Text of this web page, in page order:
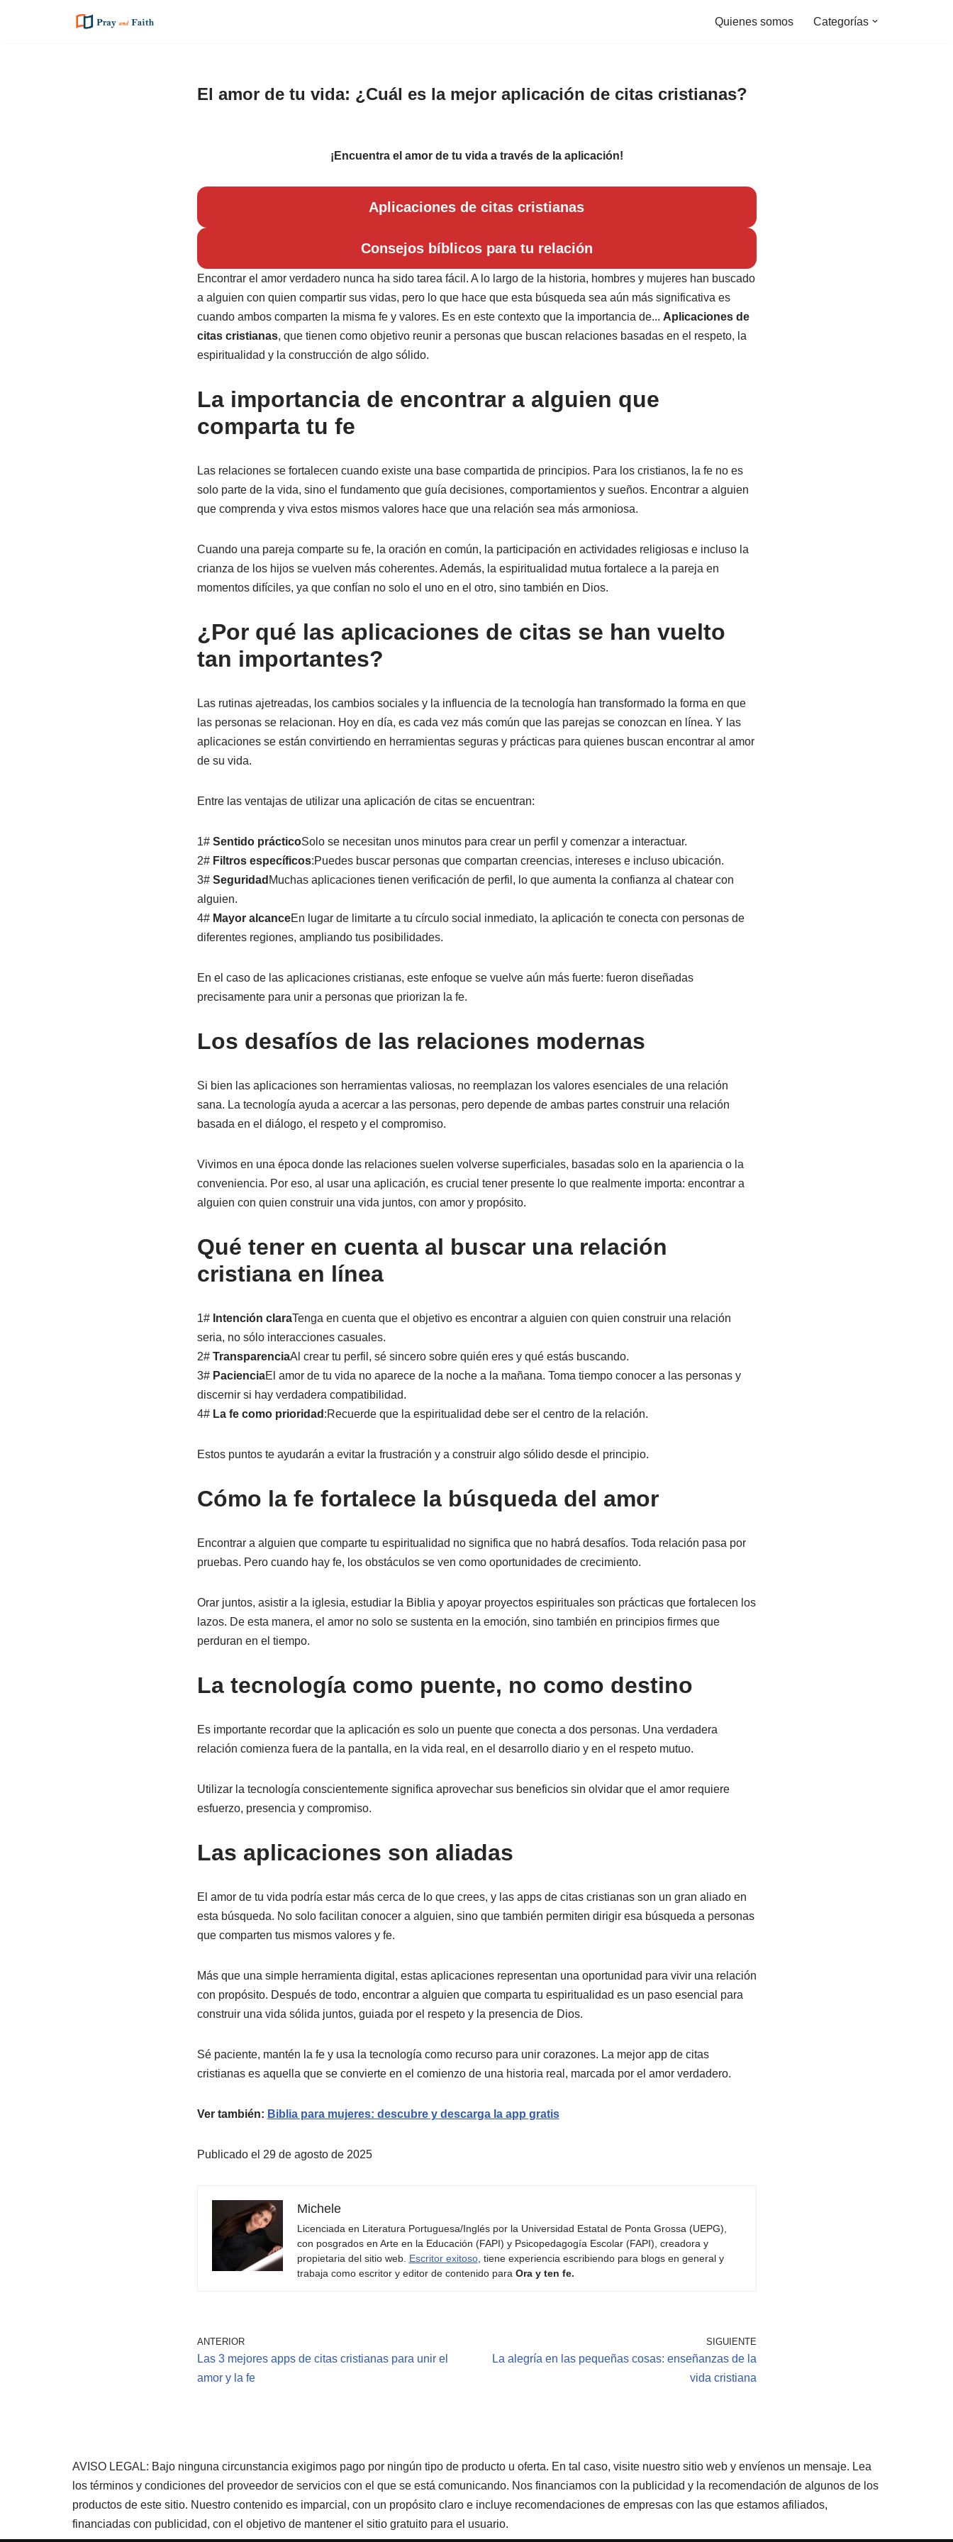
Quienes somos Categorías
El amor de tu vida: ¿Cuál es la mejor aplicación de citas cristianas?
¡Encuentra el amor de tu vida a través de la aplicación!
Aplicaciones de citas cristianas
Consejos bíblicos para tu relación
Encontrar el amor verdadero nunca ha sido tarea fácil. A lo largo de la historia, hombres y mujeres han buscado
a alguien con quien compartir sus vidas, pero lo que hace que esta búsqueda sea aún más significativa es
cuando ambos comparten la misma fe y valores. Es en este contexto que la importancia de... Aplicaciones de
citas cristianas, que tienen como objetivo reunir a personas que buscan relaciones basadas en el respeto, la
espiritualidad y la construcción de algo sólido.
La importancia de encontrar a alguien que
comparta tu fe
Las relaciones se fortalecen cuando existe una base compartida de principios. Para los cristianos, la fe no es
solo parte de la vida, sino el fundamento que guía decisiones, comportamientos y sueños. Encontrar a alguien
que comprenda y viva estos mismos valores hace que una relación sea más armoniosa.
Cuando una pareja comparte su fe, la oración en común, la participación en actividades religiosas e incluso la
crianza de los hijos se vuelven más coherentes. Además, la espiritualidad mutua fortalece a la pareja en
momentos difíciles, ya que confían no solo el uno en el otro, sino también en Dios.
¿Por qué las aplicaciones de citas se han vuelto
tan importantes?
Las rutinas ajetreadas, los cambios sociales y la influencia de la tecnología han transformado la forma en que
las personas se relacionan. Hoy en día, es cada vez más común que las parejas se conozcan en línea. Y las
aplicaciones se están convirtiendo en herramientas seguras y prácticas para quienes buscan encontrar al amor
de su vida.
Entre las ventajas de utilizar una aplicación de citas se encuentran:
1# Sentido prácticoSolo se necesitan unos minutos para crear un perfil y comenzar a interactuar.
2# Filtros específicos:Puedes buscar personas que compartan creencias, intereses e incluso ubicación.
3# Seguridad Muchas aplicaciones tienen verificación de perfil, lo que aumenta la confianza al chatear con
alguien.
4# Mayor alcanceEn lugar de limitarte a tu círculo social inmediato, la aplicación te conecta con personas de
diferentes regiones, ampliando tus posibilidades.
En el caso de las aplicaciones cristianas, este enfoque se vuelve aún más fuerte: fueron diseñadas
precisamente para unir a personas que priorizan la fe.
Los desafíos de las relaciones modernas
Si bien las aplicaciones son herramientas valiosas, no reemplazan los valores esenciales de una relación
sana. La tecnología ayuda a acercar a las personas, pero depende de ambas partes construir una relación
basada en el diálogo, el respeto y el compromiso.
Vivimos en una época donde las relaciones suelen volverse superficiales, basadas solo en la apariencia o la
conveniencia. Por eso, al usar una aplicación, es crucial tener presente lo que realmente importa: encontrar a
alguien con quien construir una vida juntos, con amor y propósito.
Qué tener en cuenta al buscar una relación
cristiana en línea
1# Intención claraTenga en cuenta que el objetivo es encontrar a alguien con quien construir una relación
seria, no sólo interacciones casuales.
2# TransparenciaAl crear tu perfil, sé sincero sobre quién eres y qué estás buscando.
3# PacienciaEl amor de tu vida no aparece de la noche a la mañana. Toma tiempo conocer a las personas y
discernir si hay verdadera compatibilidad.
4# La fe como prioridad :Recuerde que la espiritualidad debe ser el centro de la relación.
Estos puntos te ayudarán a evitar la frustración y a construir algo sólido desde el principio.
Cómo la fe fortalece la búsqueda del amor
Encontrar a alguien que comparte tu espiritualidad no significa que no habrá desafíos. Toda relación pasa por
pruebas. Pero cuando hay fe, los obstáculos se ven como oportunidades de crecimiento.
Orar juntos, asistir a la iglesia, estudiar la Biblia y apoyar proyectos espirituales son prácticas que fortalecen los
lazos. De esta manera, el amor no solo se sustenta en la emoción, sino también en principios firmes que
perduran en el tiempo.
La tecnología como puente, no como destino
Es importante recordar que la aplicación es solo un puente que conecta a dos personas. Una verdadera
relación comienza fuera de la pantalla, en la vida real, en el desarrollo diario y en el respeto mutuo.
Utilizar la tecnología conscientemente significa aprovechar sus beneficios sin olvidar que el amor requiere
esfuerzo, presencia y compromiso.
Las aplicaciones son aliadas
El amor de tu vida podría estar más cerca de lo que crees, y las apps de citas cristianas son un gran aliado en
esta búsqueda. No solo facilitan conocer a alguien, sino que también permiten dirigir esa búsqueda a personas
que comparten tus mismos valores y fe.
Más que una simple herramienta digital, estas aplicaciones representan una oportunidad para vivir una relación
con propósito. Después de todo, encontrar a alguien que comparta tu espiritualidad es un paso esencial para
construir una vida sólida juntos, guiada por el respeto y la presencia de Dios.
Sé paciente, mantén la fe y usa la tecnología como recurso para unir corazones. La mejor app de citas
cristianas es aquella que se convierte en el comienzo de una historia real, marcada por el amor verdadero.
Ver también: Biblia para mujeres: descubre y descarga la app gratis
Publicado el 29 de agosto de 2025
Michele
Licenciada en Literatura Portuguesa/Inglés por la Universidad Estatal de Ponta Grossa (UEPG),
con posgrados en Arte en la Educación (FAPI) y Psicopedagogía Escolar (FAPI), creadora y
propietaria del sitio web. Escritor exitoso, tiene experiencia escribiendo para blogs en general y
trabaja como escritor y editor de contenido para Ora y ten fe.
ANTERIOR
Las 3 mejores apps de citas cristianas para unir el
amor y la fe
SIGUIENTE
La alegría en las pequeñas cosas: enseñanzas de la
vida cristiana
AVISO LEGAL: Bajo ninguna circunstancia exigimos pago por ningún tipo de producto u oferta. En tal caso, visite nuestro sitio web y envíenos un mensaje. Lea
los términos y condiciones del proveedor de servicios con el que se está comunicando. Nos financiamos con la publicidad y la recomendación de algunos de los
productos de este sitio. Nuestro contenido es imparcial, con un propósito claro e incluye recomendaciones de empresas con las que estamos afiliados,
financiadas con publicidad, con el objetivo de mantener el sitio gratuito para el usuario.